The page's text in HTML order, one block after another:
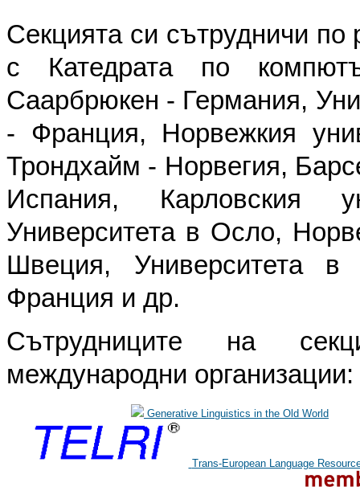
Секцията си сътрудничи
с Катедрата по
Саарбрюкен - Германия,
- Франция, Норвежкия
Трондхайм - Норвегия,
Испания, Карловския
Университета в Осло,
Швеция, Университета
Франция и др.
Сътрудниците на
международни организации:
Generative Linguistics in the Old World
Trans-European Language